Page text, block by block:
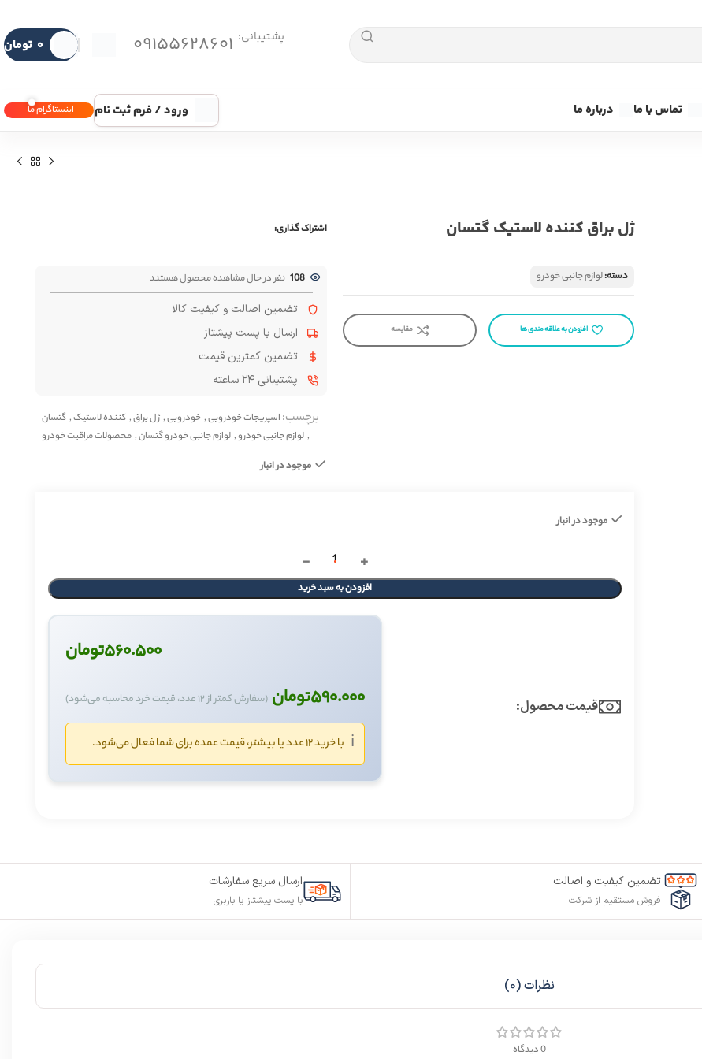
پشتیبانی: 09155628601 ۰ تومان
تماس با ما درباره ما ورود / فرم ثبت نام اینستاگرام ما
ژل براق کننده لاستیک گتسان اشتراک گذاری:
دسته:لوازم جانبی خودرو
افزودن به علاقه مندی ها مقایسه
108 نفر در حال مشاهده محصول هستند
تضمین اصالت و کیفیت کالا
ارسال با پست پیشتاز
تضمین کمترین قیمت
پشتیبانی ۲۴ ساعته
برچسب: اسپریجات خودرویی, خودرویی, ژل براق, کننده لاستیک, گتسان
, لوازم جانبی خودرو, لوازم جانبی خودرو گتسان, محصولات مراقبت خودرو
موجود در انبار
موجود در انبار
افزودن به سبد خرید
قیمت محصول:​
۵۶۰.۵۰۰تومان
۵۹۰.۰۰۰تومان (سفارش کمتر از ۱۲ عدد، قیمت خرد محاسبه می‌شود)
ℹ️ با خرید ۱۲ عدد یا بیشتر، قیمت عمده برای شما فعال می‌شود.
تضمین کیفیت و اصالت
فروش مستقیم از شرکت
ارسال سریع سفارشات
با پست پیشتاز یا باربری
نظرات (0)
0 دیدگاه